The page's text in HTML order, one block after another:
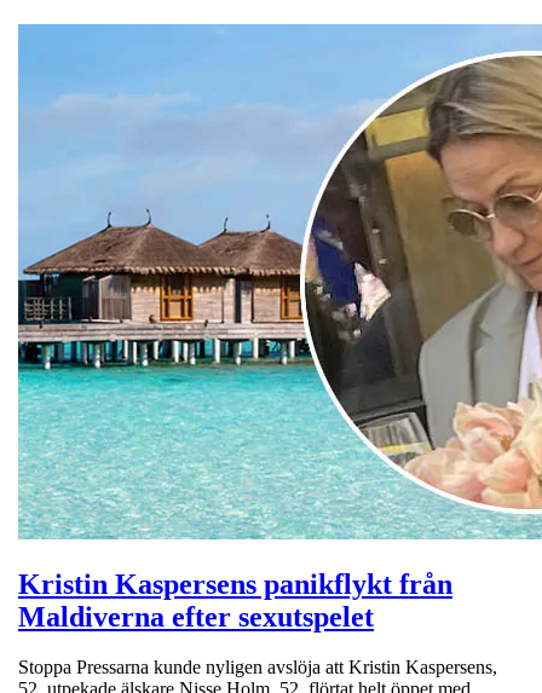
Kristin Kaspersens panikflykt från
Maldiverna efter sexutspelet
Stoppa Pressarna kunde nyligen avslöja att Kristin Kaspersens,